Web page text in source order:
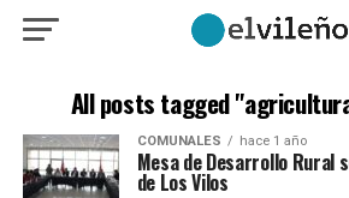
All posts tagged
COMUNALES hace 1 año
Mesa de Desarrollo Rural
de Los Vilos